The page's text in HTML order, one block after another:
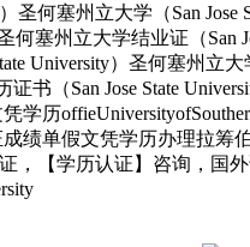
圣何塞州立大学（San
何塞州立大学结业证（
University）圣何塞州
证书（San Jose State
历
绩单假文凭学历办理拉
，【学历认证】咨询，